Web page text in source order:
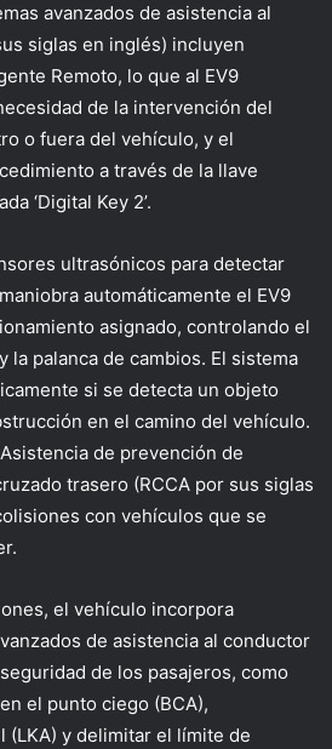
avanzados de asistencia al
siglas en inglés) incluyen
Remoto, lo que al EV9
de la intervención del
o fuera del vehículo, y el
a través de la llave
‘Digital Key 2’.
ultrasónicos para detectar
automáticamente el EV9
asignado, controlando el
la palanca de cambios. El sistema
si se detecta un objeto
en el camino del vehículo.
de prevención de
trasero (RCCA por sus siglas
con vehículos que se
el vehículo incorpora
de asistencia al conductor
de los pasajeros, como
el punto ciego (BCA),
(LKA) y delimitar el límite de